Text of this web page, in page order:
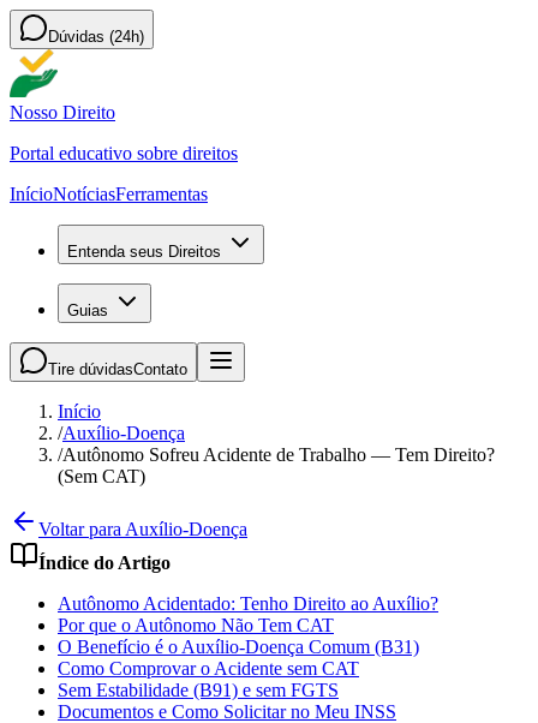
Dúvidas (24h)
Nosso Direito
Portal educativo sobre direitos
InícioNotíciasFerramentas
Entenda seus Direitos
Guias
Tire dúvidasContato
Início
/Auxílio-Doença
/Autônomo Sofreu Acidente de Trabalho — Tem Direito?
(Sem CAT)
Voltar para Auxílio-Doença
Índice do Artigo
Autônomo Acidentado: Tenho Direito ao Auxílio?
Por que o Autônomo Não Tem CAT
O Benefício é o Auxílio-Doença Comum (B31)
Como Comprovar o Acidente sem CAT
Sem Estabilidade (B91) e sem FGTS
Documentos e Como Solicitar no Meu INSS